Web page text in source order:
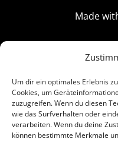
Um dir ein optimales Erlebnis
Cookies, um
zuzugreifen. Wenn du diesen
wie das Surfverhalten oder
verarbeiten. Wenn du deine
können bestimmte Merkmale
Made